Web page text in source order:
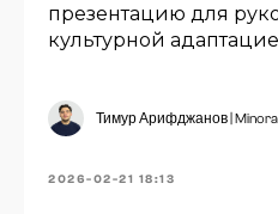
презентацию для
культурной
Тимур Арифджанов | Minora
2026-02-21 18:13